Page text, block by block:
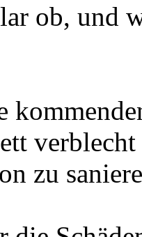
ob, und
verblecht
zu